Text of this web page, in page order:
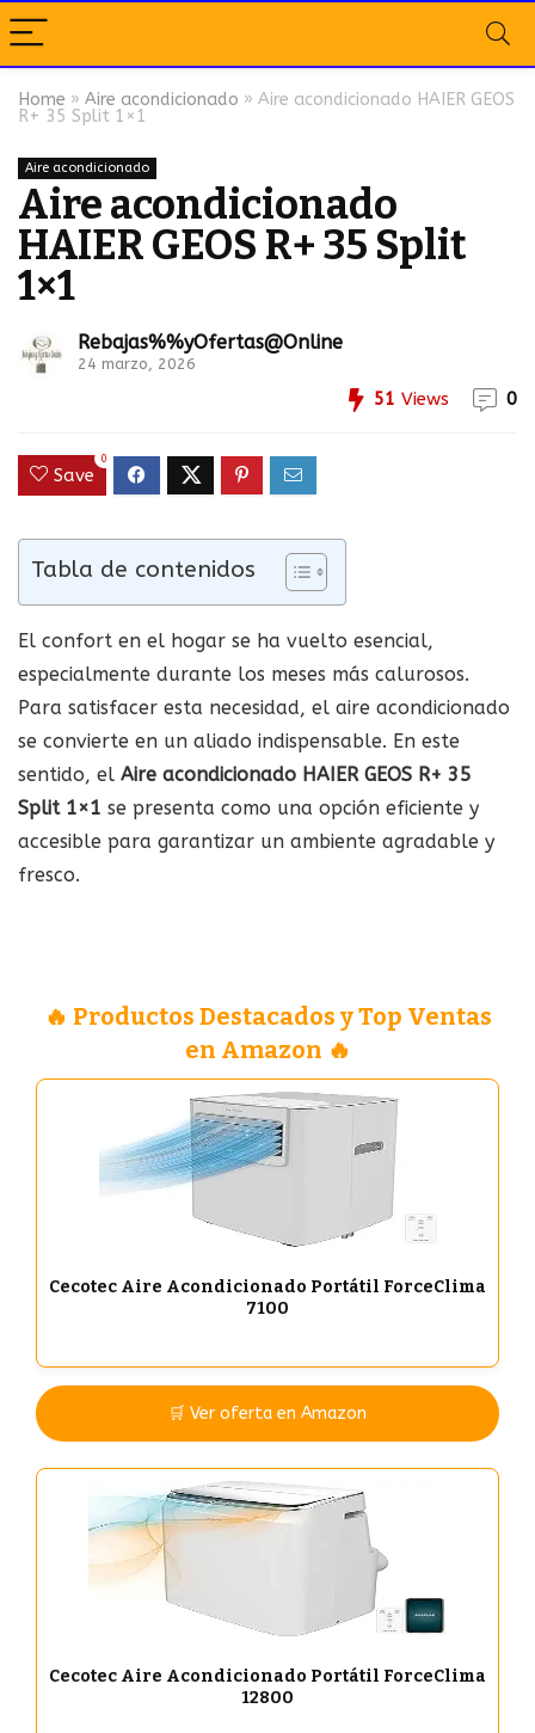
Home » Aire acondicionado » Aire acondicionado HAIER GEOS
R+ 35 Split 1×1
Aire acondicionado
Aire acondicionado
HAIER GEOS R+ 35 Split
1×1
Rebajas%%yOfertas@Online
24 marzo, 2026
51 Views 0
Save
0
Tabla de contenidos
El confort en el hogar se ha vuelto esencial,
especialmente durante los meses más calurosos.
Para satisfacer esta necesidad, el aire acondicionado
se convierte en un aliado indispensable. En este
sentido, el Aire acondicionado HAIER GEOS R+ 35
Split 1×1 se presenta como una opción eficiente y
accesible para garantizar un ambiente agradable y
fresco.
🔥 Productos Destacados y Top Ventas
en Amazon 🔥
Cecotec Aire Acondicionado Portátil ForceClima
7100
🛒 Ver oferta en Amazon
Cecotec Aire Acondicionado Portátil ForceClima
12800